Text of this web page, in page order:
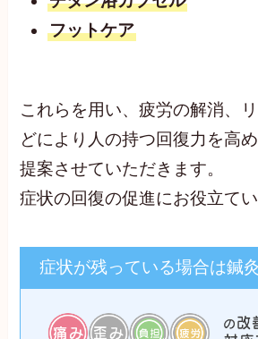
フットケア
これらを用い、疲労の解消、
どにより人の持つ回復力を高
提案させていただきます。
症状の回復の促進にお役立てい
症状が残っている場合は鍼